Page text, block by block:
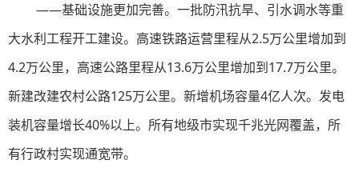
——基础设施更加完善。一批防汛抗旱、引水调水等重
大水利工程开工建设。高速铁路运营里程从2.5万公里增加到
4.2万公里，高速公路里程从13.6万公里增加到17.7万公里。
新建改建农村公路125万公里。新增机场容量4亿人次。发电
装机容量增长40%以上。所有地级市实现千兆光网覆盖，所
有行政村实现通宽带。